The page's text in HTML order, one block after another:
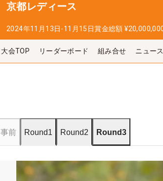
京都レディース
2024年11月13日-11月15日賞金総額
大会TOP リーダーボード 組み合せ ニュース
事前 Round1 Round2 Round3